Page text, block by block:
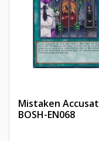
Mistaken
BOSH-EN068